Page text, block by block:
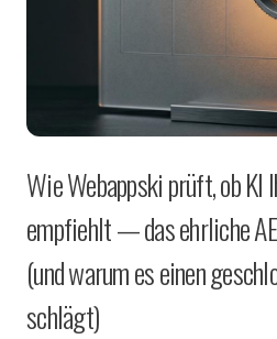
Wie Webappski prüft, ob KI
empfiehlt — das ehrliche
(und warum es einen
schlägt)